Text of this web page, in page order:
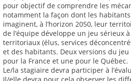
pour objectif de comprendre les
notamment la façon dont les
imaginent, à l’horizon 2050, leur
de l’équipe développe un jeu sérieux
territoriaux (élus, services
et des habitants. Deux versions du jeu
pour la France et une pour le Québec.
Le/la stagiaire devra participer à